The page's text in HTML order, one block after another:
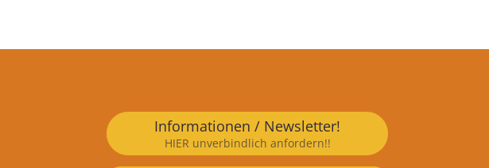
Informationen / Newsletter!
HIER unverbindlich anfordern!!